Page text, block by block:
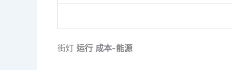
街灯 运行 成本-能源